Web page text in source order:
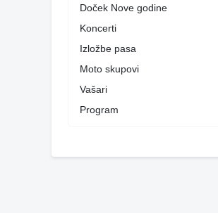
Doček Nove godine
Koncerti
Izložbe pasa
Moto skupovi
Vašari
Program